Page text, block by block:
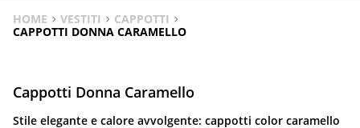
HOME VESTITI
CAPPOTTI
CAPPOTTI DONNA CARAMELLO
Cappotti Donna Caramello
Stile elegante e calore avvolgente: cappotti color caramello